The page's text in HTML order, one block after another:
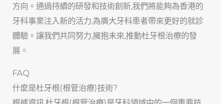
方向。通過持續的研發和技術創新,我們將能夠為香港的
牙科事業注入新的活力,為廣大牙科患者帶來更好的就診
體驗。讓我們共同努力,擁抱未來,推動杜牙根治療的發
展。
FAQ
什麼是杜牙根(根管治療)技術?